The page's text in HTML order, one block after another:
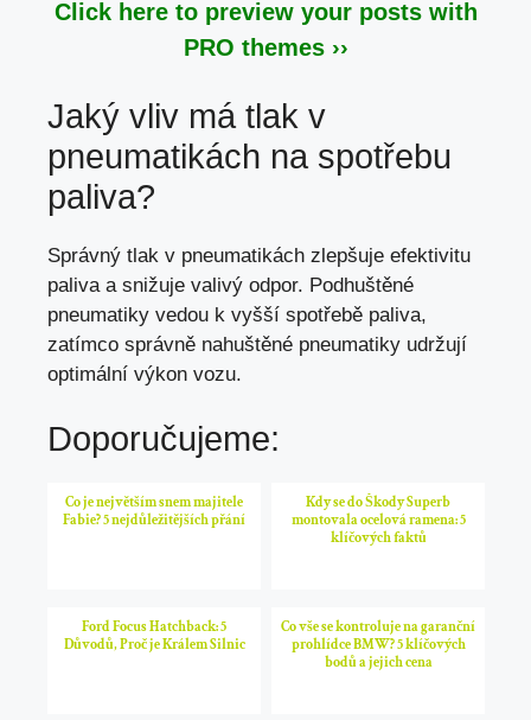
Click here to preview your posts with
PRO themes ››
Jaký vliv má tlak v
pneumatikách na spotřebu
paliva?
Správný tlak v pneumatikách zlepšuje efektivitu
paliva a snižuje valivý odpor. Podhuštěné
pneumatiky vedou k vyšší spotřebě paliva,
zatímco správně nahuštěné pneumatiky udržují
optimální výkon vozu.
Doporučujeme:
Co je největším snem majitele
Fabie? 5 nejdůležitějších přání
Kdy se do Škody Superb
montovala ocelová ramena: 5
klíčových faktů
Ford Focus Hatchback: 5
Důvodů, Proč je Králem Silnic
Co vše se kontroluje na garanční
prohlídce BMW? 5 klíčových
bodů a jejich cena